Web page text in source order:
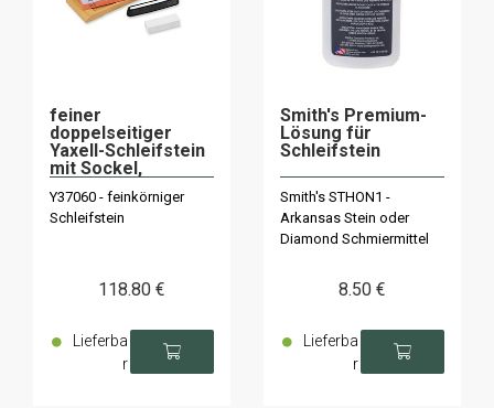
feiner
doppelseitiger
Yaxell-Schleifstein
mit Sockel,
Körnung 1000-3000
Y37060 - feinkörniger
Schleifstein
118.80 €
Lieferba
r
Smith's Premium-
Lösung für
Schleifstein
Smith's STHON1 -
Arkansas Stein oder
Diamond Schmiermittel
8.50 €
Lieferba
r